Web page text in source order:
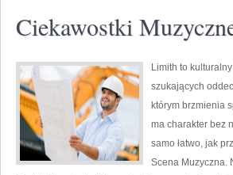
Ciekawostki
Limith to
szukających
którym brzmienia
ma charakter bez
samo łatwo, jak
Scena Muzyczna.